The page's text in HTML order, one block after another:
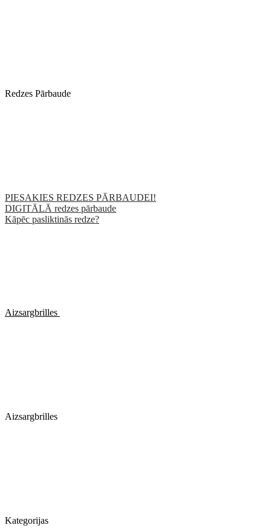
Redzes Pārbaude
PIESAKIES REDZES PĀRBAUDEI!
DIGITĀLĀ redzes pārbaude
Kāpēc pasliktinās redze?
Aizsargbrilles
Aizsargbrilles
Kategorijas